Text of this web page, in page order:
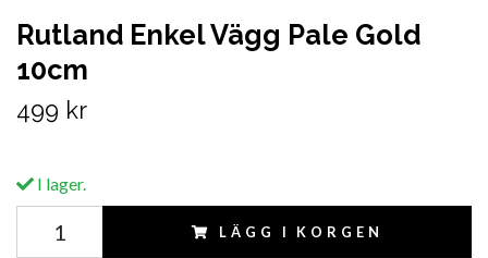
Rutland Enkel Vägg Pale Gold
10cm
499 kr
I lager.
LÄGG I KORGEN